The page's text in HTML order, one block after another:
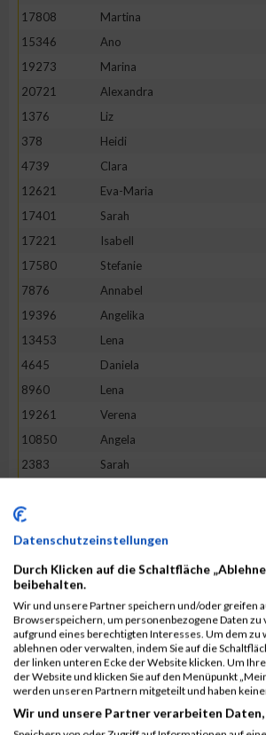
17808
Martina
15346
Ano
19273
Marina
20721
Alexandra
1376
Liz
378
Heidi
4739
Clara
12621
Eva-Maria
17401
Sarah
17221
Isabell
17580
Stefanie
7876
Annabel
19396
Angelika
13453
Lena
4645
Daniela
8960
Lena
19261
Verena
10850
Angela
2383
Sarah
10079
18862
Tineke
18205
Sandra
3475
16268
Lotte
5049
Sabine
7653
Franziska
1380
Jeanne Li
6002
Julia
Datenschutzeinstellungen
Durch Klicken auf die Schaltfläche
beibehalten.
Wir und unsere Partner speichern und/oder greifen
Browserspeichern, um personenbezogene Daten
aufgrund eines berechtigten Interesses. Um dem zu
ablehnen oder verwalten, indem Sie auf die
der linken unteren Ecke der Website klicken. Um
der Website und klicken Sie auf den Menüpunkt
werden unseren Partnern mitgeteilt und haben
Wir und unsere Partner verarbeiten